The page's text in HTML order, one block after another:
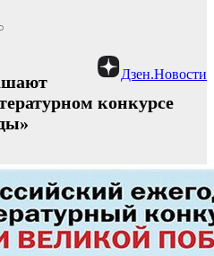
Дзен.Новости
конкурсе